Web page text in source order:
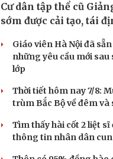
Cư dân tập thể cũ
sớm được cải tạo, tái
Giáo viên Hà Nội đã
những yêu cầu mới
lớp
Thời tiết hôm nay 7/8:
trùm Bắc Bộ về đêm và
Tìm thấy hài cốt 2 liệt sĩ
thông tin nhân dân